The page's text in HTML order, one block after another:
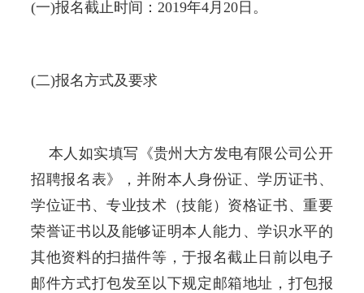
(一)报名截止时间：2019年4月20日。
(二)报名方式及要求
本人如实填写《贵州大方发电有限公司公开
招聘报名表》，并附本人身份证、学历证书、
学位证书、专业技术（技能）资格证书、重要
荣誉证书以及能够证明本人能力、学识水平的
其他资料的扫描件等，于报名截止日前以电子
邮件方式打包发至以下规定邮箱地址，打包报